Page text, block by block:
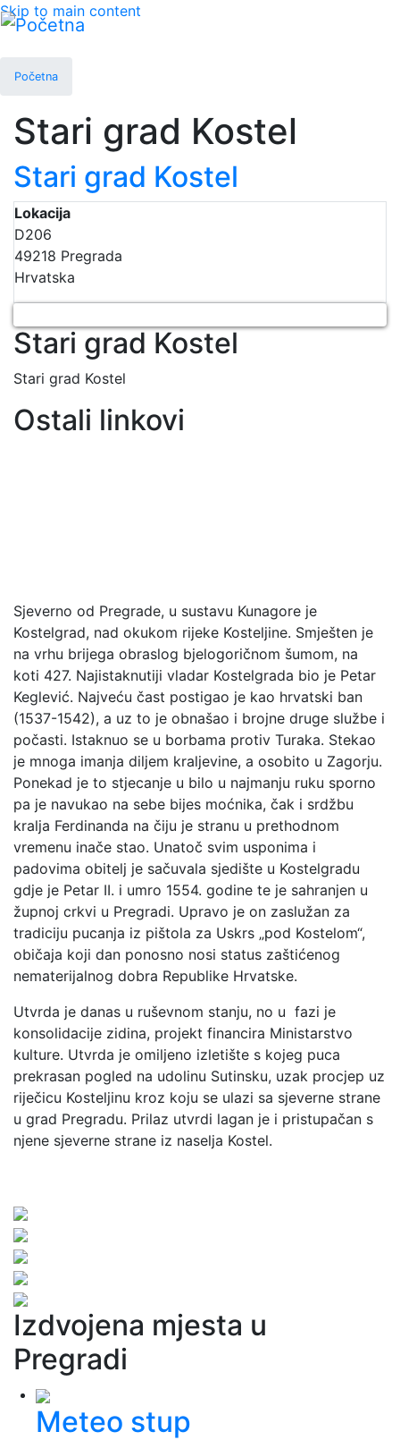
Skip to main content
Početna
Stari grad Kostel
Sjeverno od Pregrade, u sustavu Kunagore je
Kostelgrad, nad okukom rijeke Kosteljine. Smješten je
na vrhu brijega obraslog bjelogoričnom šumom, na
koti 427. Najistaknutiji vladar Kostelgrada bio je Petar
Keglević. Najveću čast postigao je kao hrvatski ban
(1537-1542), a uz to je obnašao i brojne druge službe i
počasti. Istaknuo se u borbama protiv Turaka. Stekao
je mnoga imanja diljem kraljevine, a osobito u Zagorju.
Ponekad je to stjecanje u bilo u najmanju ruku sporno
pa je navukao na sebe bijes moćnika, čak i srdžbu
kralja Ferdinanda na čiju je stranu u prethodnom
vremenu inače stao. Unatoč svim usponima i
padovima obitelj je sačuvala sjedište u Kostelgradu
gdje je Petar II. i umro 1554. godine te je sahranjen u
župnoj crkvi u Pregradi. Upravo je on zaslužan za
tradiciju pucanja iz pištola za Uskrs „pod Kostelom“,
običaja koji dan ponosno nosi status zaštićenog
nematerijalnog dobra Republike Hrvatske.
Utvrda je danas u ruševnom stanju, no u fazi je
konsolidacije zidina, projekt financira Ministarstvo
kulture. Utvrda je omiljeno izletište s kojeg puca
prekrasan pogled na udolinu Sutinsku, uzak procjep uz
riječicu Kosteljinu kroz koju se ulazi sa sjeverne strane
u grad Pregradu. Prilaz utvrdi lagan je i pristupačan s
njene sjeverne strane iz naselja Kostel.
Izdvojena mjesta u
Pregradi
Meteo stup
Stari grad Kostel
Lokacija
D206
49218 Pregrada
Hrvatska
Stari grad Kostel
Stari grad Kostel
Ostali linkovi